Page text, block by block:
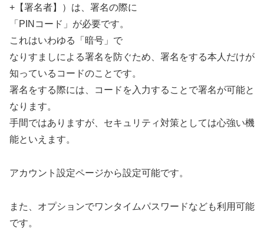
+【署名者】）は、署名の際に
「PINコード」が必要です。
これはいわゆる「暗号」で
なりすましによる署名を防ぐため、署名をする本人だけが
知っているコードのことです。
署名をする際には、コードを入力することで署名が可能と
なります。
手間ではありますが、セキュリティ対策としては心強い機
能といえます。
アカウント設定ページから設定可能です。
また、オプションでワンタイムパスワードなども利用可能
です。